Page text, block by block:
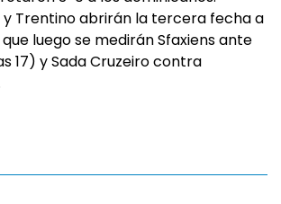
y Trentino abrirán la tercera fecha a
luego se medirán Sfaxiens ante
17) y Sada Cruzeiro contra